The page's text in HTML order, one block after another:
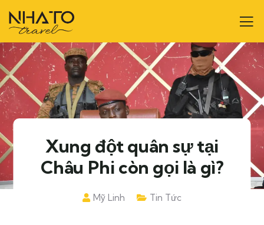
Xung đột quân sự tại
Châu Phi còn gọi là gì?
Mỹ Linh Tin Tức